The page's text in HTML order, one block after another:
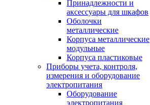
Принадлежности и
аксессуары для шкафов
Оболочки
металлические
Корпуса металлические
модульные
Корпуса пластиковые
Приборы учета, контроля,
измерения и оборудование
электропитания
Оборудование
электропитания